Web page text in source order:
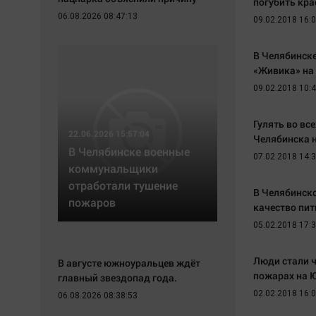
Экономика
Hедвижимость
XX век: криминальные уроки
06.08.2026 08:47:13
22.06.2026 15:57:04
В Челябинске военные
коммунальщики
отработали тушение
пожаров
В августе южноуральцев ждёт
главный звездопад года.
06.08.2026 08:38:53
09.02.2018
В
«Живика»
09.02.2018
Гулять во
Челябинска
07.02.2018
В
качество
05.02.2018
Люди стали
пожарах на
02.02.2018